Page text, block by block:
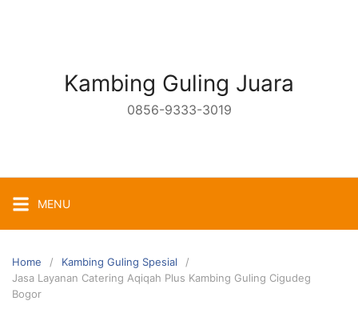
Kambing Guling Juara
0856-9333-3019
MENU
Home
Kambing Guling Spesial
Jasa Layanan Catering Aqiqah Plus Kambing Guling Cigudeg
Bogor